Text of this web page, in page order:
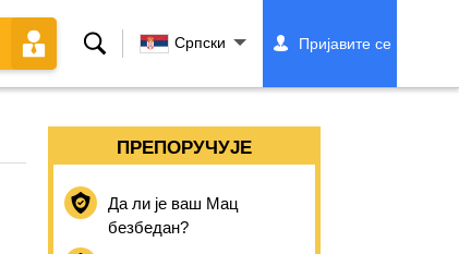
Претрага Српски Пријавите се
ПРЕПОРУЧУЈЕ
Да ли је ваш Мац
безбедан?